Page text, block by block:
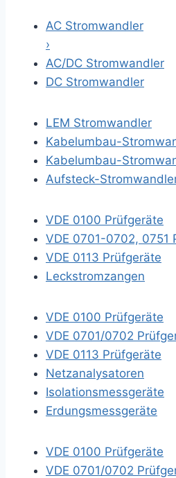
AC Stromwandler
›
AC/DC Stromwandler
DC Stromwandler
LEM Stromwandler
Kabelumbau-
Kabelumbau-
Aufsteck-
VDE 0100 Prüfgeräte
VDE 0701-0702, 0751
VDE 0113 Prüfgeräte
Leckstromzangen
VDE 0100 Prüfgeräte
VDE 0701/0702
VDE 0113 Prüfgeräte
Netzanalysatoren
Isolationsmessgeräte
Erdungsmessgeräte
VDE 0100 Prüfgeräte
VDE 0701/0702